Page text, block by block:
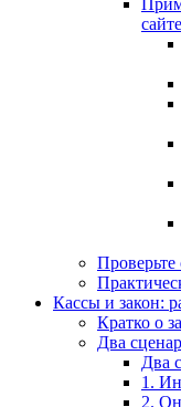
сайте
Проверьте
Кассы и закон:
Кратко о
Два
Два
1.
2.